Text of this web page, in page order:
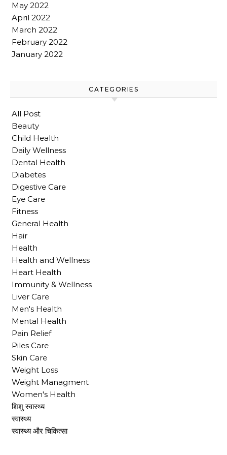
May 2022
April 2022
March 2022
February 2022
January 2022
CATEGORIES
All Post
Beauty
Child Health
Daily Wellness
Dental Health
Diabetes
Digestive Care
Eye Care
Fitness
General Health
Hair
Health
Health and Wellness
Heart Health
Immunity & Wellness
Liver Care
Men's Health
Mental Health
Pain Relief
Piles Care
Skin Care
Weight Loss
Weight Managment
Women's Health
शिशु स्वास्थ्य
स्वास्थ्य
स्वास्थ्य और चिकित्सा